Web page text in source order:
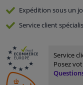
Expédition sous un
Serviceclient
Service
Posez